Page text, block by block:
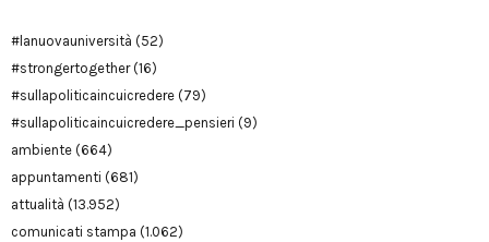
#lanuovauniversità (52)
#strongertogether(16)
#sullapoliticaincuicredere (79)
#sullapoliticaincuicredere_pensieri (9)
ambiente (664)
appuntamenti (681)
attualità (13.952)
comunicati stampa (1.062)